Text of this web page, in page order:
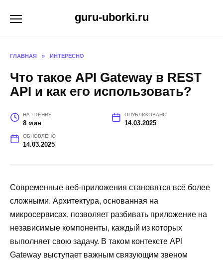
guru-uborki.ru
ГЛАВНАЯ » ИНТЕРЕСНО
Что такое API Gateway в REST
API и как его использовать?
НА ЧТЕНИЕ
8 мин
ОПУБЛИКОВАНО
14.03.2025
ОБНОВЛЕНО
14.03.2025
Современные веб-приложения становятся всё более
сложными. Архитектура, основанная на
микросервисах, позволяет разбивать приложение на
независимые компоненты, каждый из которых
выполняет свою задачу. В таком контексте API
Gateway выступает важным связующим звеном